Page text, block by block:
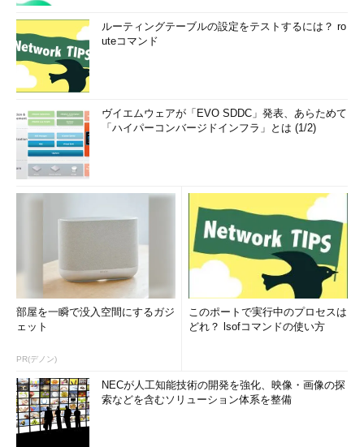
ルーティングテーブルの設定をテストするには？ ro
uteコマンド
ヴイエムウェアが「EVO SDDC」発表、あらためて
「ハイパーコンバージドインフラ」とは (1/2)
部屋を一瞬で没入空間にするガジ
ェット
PR(デノン)
このポートで実行中のプロセスは
どれ？ lsofコマンドの使い方
NECが人工知能技術の開発を強化、映像・画像の探
索などを含むソリューション体系を整備